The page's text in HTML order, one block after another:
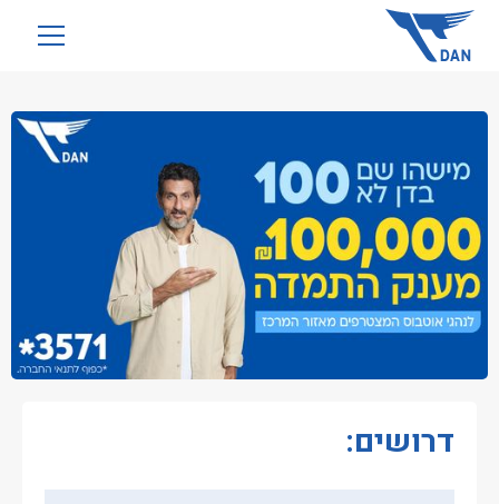
שִׂים
זֶה
מַעֲרֶכֶת
בִּקְלִיק
הַמְּסַיַּעַת
לִנְגִישׁוּת
הָאֲתָר.
דרושים: